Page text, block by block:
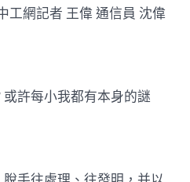
樣
工網記者 王偉 通信員 沈偉
許每小我都有本身的謎